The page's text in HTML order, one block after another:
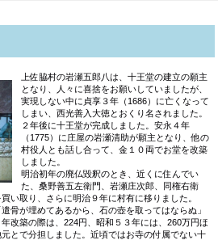
上佐脇村の岩瀬五郎八は、十王堂の建立の願主
となり、人々に喜捨をお願いしていましたが、
実現しない中に貞享３年（1686）に亡くなって
しまい、西光善入大徳とおくり名されました。
２年後に十王堂が完成しました。安永４年
（1775）に庄屋の岩瀬清助が願主となり、他の
村役人とも話し合って、金１０両でお堂を改築
しました。
明治初年の廃仏毀釈のとき、近くに住んでい
た、桑野善五左衛門、岩瀬庄次郎、同権右衛
い取り、さらに明治９年に村有に移りました。
骨が埋めてあるから、石の壺を取ってはならぬ」
改築の際は、224円、昭和５３年には、260万円ほ
とで分担しました。近頃ではお寺の付属でない十